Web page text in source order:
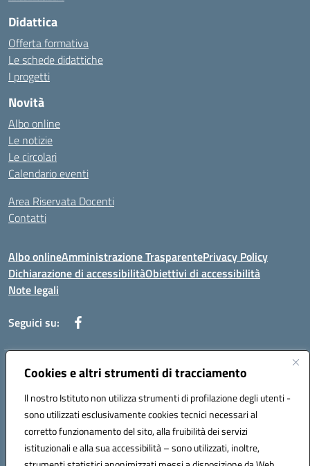
Cookies e altri strumenti di tracciamento
Il nostro Istituto non utilizza strumenti di profilazione degli utenti -
sono utilizzati esclusivamente cookies tecnici necessari al
corretto funzionamento del sito, alla fruibilità dei servizi
istituzionali e alla sua accessibilità – sono utilizzati, inoltre,
Didattica
Offerta formativa
Le schede didattiche
I progetti
Novità
Albo online
Le notizie
Le circolari
Calendario eventi
Area Riservata Docenti
Contatti
Albo onlineAmministrazione TrasparentePrivacy Policy
Dichiarazione di accessibilitàObiettivi di accessibilità
Note legali
Seguici su:
Indirizzo:Via Rimembranza,33 – 81020 Casapulla (CE)
Posta elettronica certificata (PEC):ceic82800v@pec.istruzione.it
Codice fiscale: 94007130613
Codice meccanografico: CEIC82800V